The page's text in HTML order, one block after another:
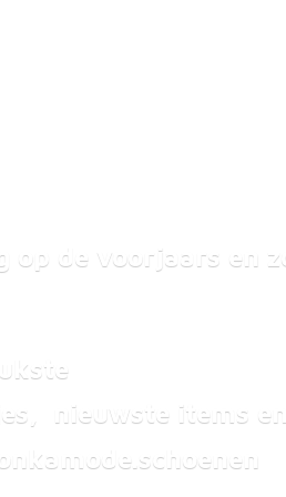
op de voorjaars en
nieuwste items